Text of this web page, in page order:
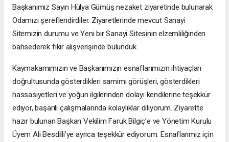
Başkanımız Sayın Hülya Gümüş nezaket ziyaretinde bulunarak
Odamızı şereflendirdiler. Ziyaretlerinde mevcut Sanayi
Sitemizin durumu ve Yeni bir Sanayi Sitesinin elzemliliğinden
bahsederek fikir alışverişinde bulunduk.
Kaymakamımızın ve Başkanımızın esnaflarımızın ihtiyaçları
doğrultusunda gösterdikleri samimi görüşleri, gösterdikleri
hassasiyetleri ve yoğun ilgilerinden dolayı kendilerine teşekkür
ediyor, başarılı çalışmalarında kolaylıklar diliyorum. Ziyarette
hazır bulunan Başkan Vekilim Faruk Bilgiç’e ve Yönetim Kurulu
Üyem Ali Besdilli’ye ayrıca teşekkür ediyorum. Esnaflarımız için